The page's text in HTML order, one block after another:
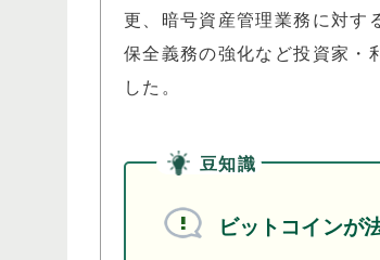
更、暗号資産管理業務に対す
保全義務の強化など投資家・
した。
豆知識
ビットコインが